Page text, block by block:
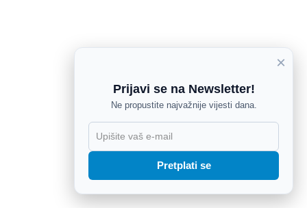
×
Prijavi se na Newsletter!
Ne propustite najvažnije vijesti dana.
Pretplati se